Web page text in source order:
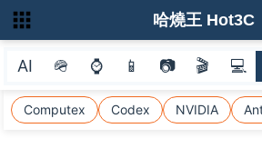
AI 🪖 ⌚ 📱 📷 🎬 💻
Computex Codex NVIDIA
哈燒王 Hot3C